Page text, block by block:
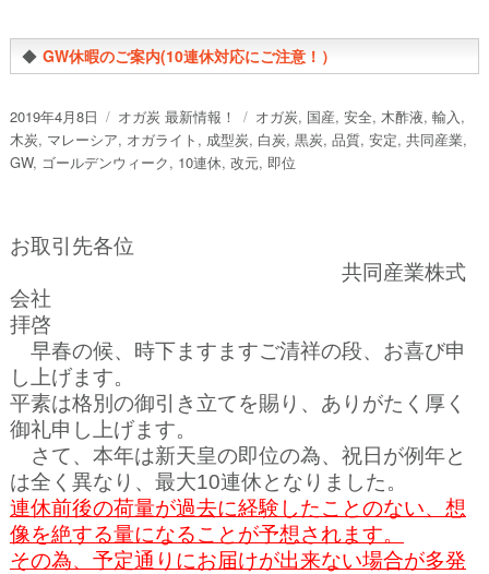
◆ GW休暇のご案内(10連休対応にご注意！）
投
稿
日:
2019年4月8日
カ
テ
ゴ
オガ炭 最新情報！
タ
グ
オガ炭, 国産, 安全, 木酢液, 輸入,
木炭, マレーシア, オガライト , 成型炭, 白炭, 黒炭, 品質, 安定, 共同産業,
GW, ゴールデンウィーク, 10連休, 改元, 即位
お取引先各位
共同産業株式
会社
拝啓
早春の候、時下ますますご清祥の段、お喜び申
し上げます。
平素は格別の御引き立てを賜り、ありがたく厚く
御礼申し上げます。
さて、本年は新天皇の即位の為、祝日が例年と
は全く異なり、最大10連休となりました。
連休前後の荷量が過去に経験したことのない、想
像を絶する量になることが予想されます。
その為、予定通りにお届けが出来ない場合が多発